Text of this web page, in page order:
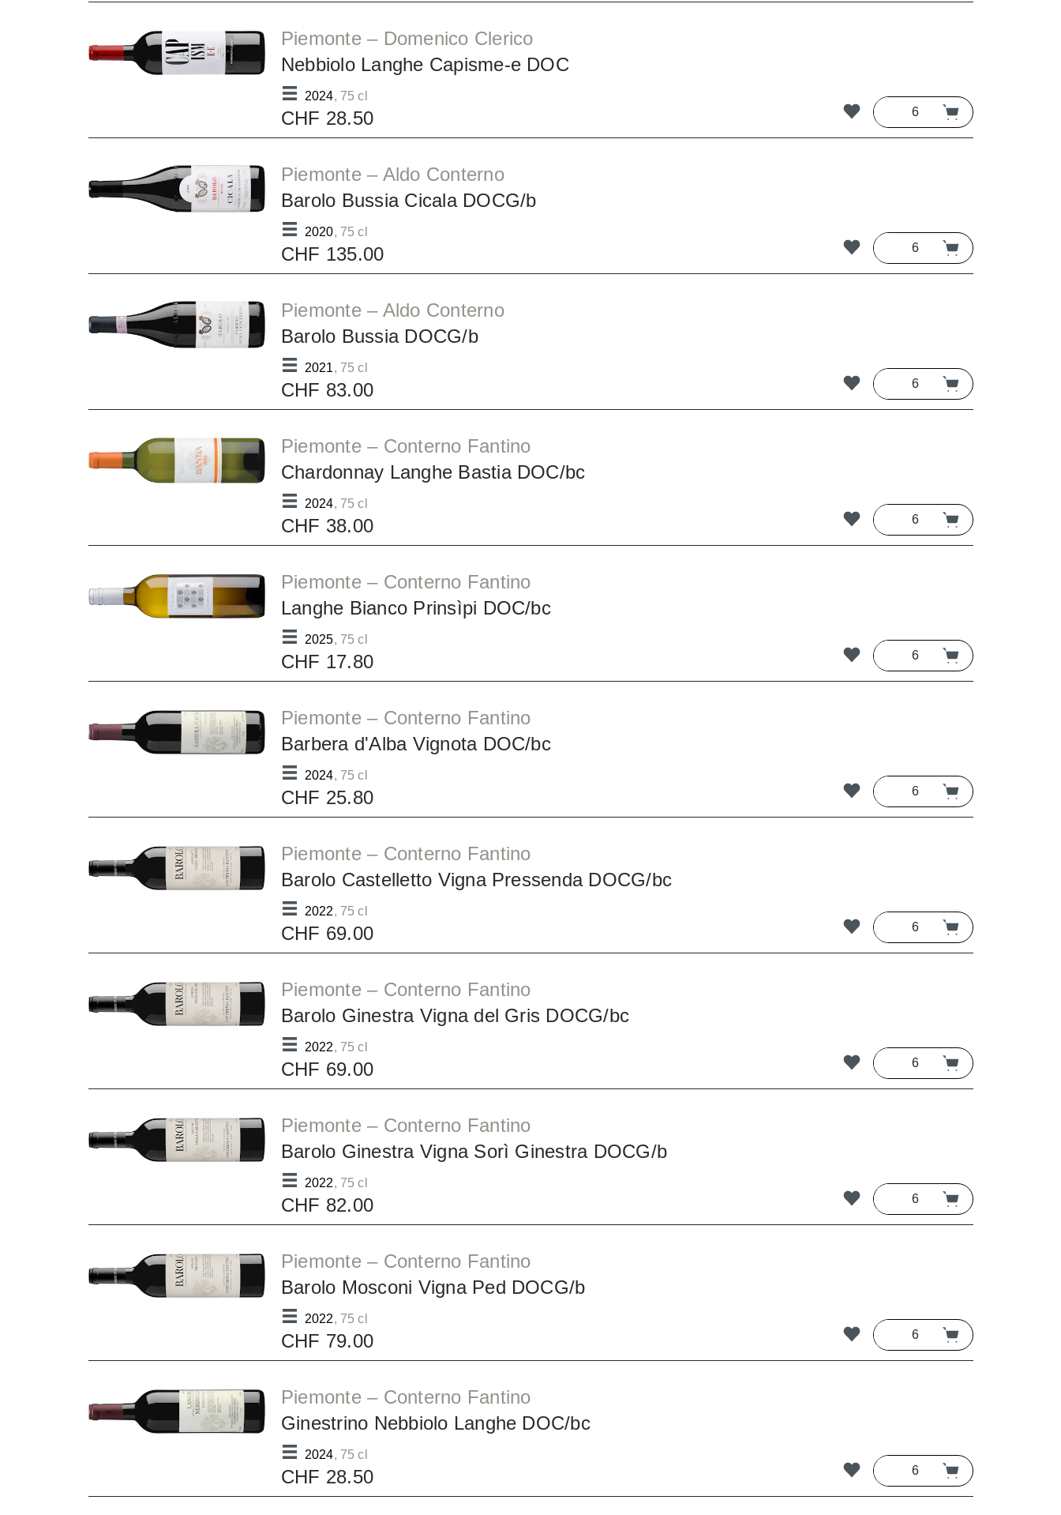
Piemonte – Domenico Clerico
Nebbiolo Langhe Capisme-e DOC
2024, 75 cl
CHF 28.50
Piemonte – Aldo Conterno
Barolo Bussia Cicala DOCG/b
2020, 75 cl
CHF 135.00
Piemonte – Aldo Conterno
Barolo Bussia DOCG/b
2021, 75 cl
CHF 83.00
Piemonte – Conterno Fantino
Chardonnay Langhe Bastia DOC/bc
2024, 75 cl
CHF 38.00
Piemonte – Conterno Fantino
Langhe Bianco Prinsìpi DOC/bc
2025, 75 cl
CHF 17.80
Piemonte – Conterno Fantino
Barbera d'Alba Vignota DOC/bc
2024, 75 cl
CHF 25.80
Piemonte – Conterno Fantino
Barolo Castelletto Vigna Pressenda DOCG/bc
2022, 75 cl
CHF 69.00
Piemonte – Conterno Fantino
Barolo Ginestra Vigna del Gris DOCG/bc
2022, 75 cl
CHF 69.00
Piemonte – Conterno Fantino
Barolo Ginestra Vigna Sorì Ginestra DOCG/b
2022, 75 cl
CHF 82.00
Piemonte – Conterno Fantino
Barolo Mosconi Vigna Ped DOCG/b
2022, 75 cl
CHF 79.00
Piemonte – Conterno Fantino
Ginestrino Nebbiolo Langhe DOC/bc
2024, 75 cl
CHF 28.50